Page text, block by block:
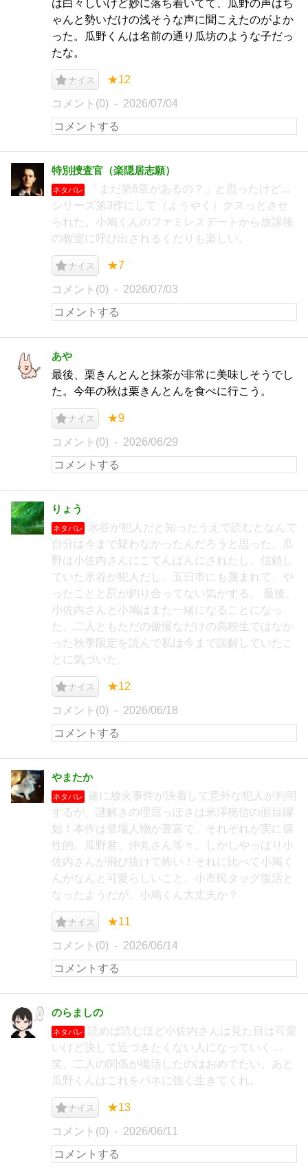
は白々しいけど妙に落ち着いてて、瓜野の声はち
ゃんと勢いだけの浅そうな声に聞こえたのがよか
った。瓜野くんは名前の通り瓜坊のような子だっ
たな。
ナイス ★12
コメント(0) 2026/07/04
特別捜査官（楽隠居志願）
ネタバレ
「まだ第6章があるの？」と思ったけど...
シリーズ第3作にして（ようやく）クスっとさせ
られた。小鳩くんのファミレスデートから放課後
の教室に呼び出されるくだりも楽しい。
ナイス ★7
コメント(0) 2026/07/03
あや
最後、栗きんとんと抹茶が非常に美味しそうでし
た。今年の秋は栗きんとんを食べに行こう。
ナイス ★9
コメント(0) 2026/06/29
りょう
ネタバレ
氷谷が犯人だと知ったうえで読むとなんで
自分は今まで疑わなかったんだろうと思った。瓜
野は小佐内さんにこてんぱんにされたし、信頼し
ていた氷谷が犯人だし、五日市にも蔑まれて、や
ったことと罰が釣り合ってない気がする。 最後、
小佐内さんと小鳩はまた一緒になることになっ
た。二人ともただの傲慢なだけの高校生ではなか
った秋季限定を読んで私は今まで誤解していたこ
とに気づいた。
ナイス ★12
コメント(0) 2026/06/18
やまたか
ネタバレ
遂に放火事件が決着して意外な犯人が判明
するが、謎解きの理屈っぽさは米澤穂信の面目躍
如！本作は登場人物が豊富で、それぞれが実に個
性的。瓜野君、仲丸さん等々。しかしやっぱり小
佐内さんが飛び抜けて怖い！それに比べて小鳩く
んがなんと可愛らしいこと。小市民タッグ復活と
なったようだが、小鳩くん大丈夫か？
ナイス ★11
コメント(0) 2026/06/14
のらましの
ネタバレ
読めば読むほど小佐内さんは見た目は可愛
いけど決して近づきたくない人になっていく…
笑。二人の関係が復活したのはおめでたい。あと
瓜野くんはこれをバネに強く生きてくれ。
ナイス ★13
コメント(0) 2026/06/11